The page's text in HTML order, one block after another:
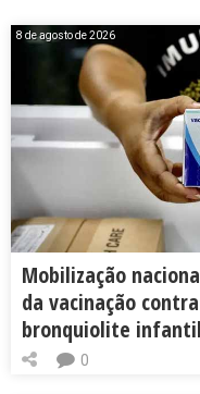
8 de agosto de 2026
Mobilização
da vacinação
bronquiolite infantil
0